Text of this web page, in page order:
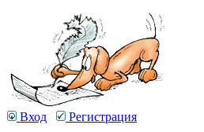
Вход Регистрация